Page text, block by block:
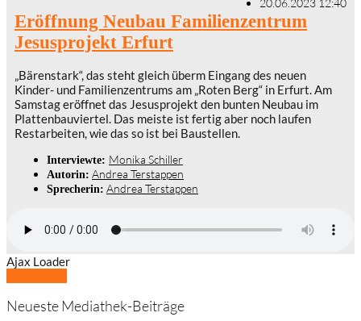
20.06.2023 12:40
Eröffnung Neubau Familienzentrum
Jesusprojekt Erfurt
„Bärenstark“, das steht gleich überm Eingang des neuen
Kinder- und Familienzentrums am „Roten Berg“ in Erfurt. Am
Samstag eröffnet das Jesusprojekt den bunten Neubau im
Plattenbauviertel. Das meiste ist fertig aber noch laufen
Restarbeiten, wie das so ist bei Baustellen.
Interviewte: Monika Schiller
Autorin: Andrea Terstappen
Sprecherin: Andrea Terstappen
Ajax Loader
Neueste Mediathek-Beiträge